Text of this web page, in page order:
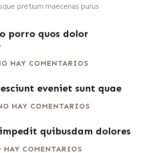
pretium maecenas purus
porro quos dolor
HAY COMENTARIOS
eveniet sunt quae
HAY COMENTARIOS
quibusdam dolores
HAY COMENTARIOS